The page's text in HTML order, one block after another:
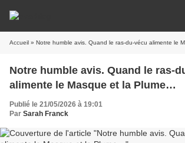
Accueil » Notre humble avis. Quand le ras-du-vécu alimente le
Notre humble avis. Quand le ras-
alimente le Masque et la Plume…
Publié le 21/05/2026 à 19:01
Par Sarah Franck